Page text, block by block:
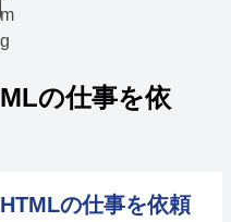
の仕事を依
の仕事を依頼